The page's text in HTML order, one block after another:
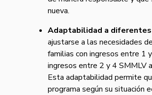
nueva.
Adaptabilidad a
ajustarse a las necesidades
familias con ingresos entre 1
ingresos entre 2 y 4 SMMLV
Esta adaptabilidad permite
programa según su situación